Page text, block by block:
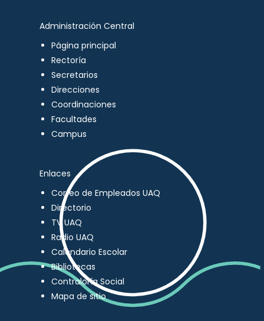
Administración Central
Página principal
Rectoría
Secretarios
Direcciones
Coordinaciones
Facultades
Campus
Enlaces
Correo de Empleados UAQ
Directorio
TV UAQ
Radio UAQ
Calendario Escolar
Bibliotecas
Contraloría Social
Mapa de sitio